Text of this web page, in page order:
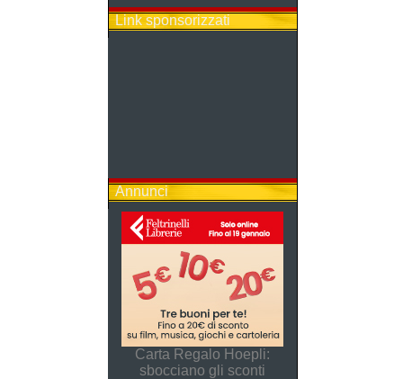
Link sponsorizzati
Annunci
Carta Regalo Hoepli:
sbocciano gli sconti